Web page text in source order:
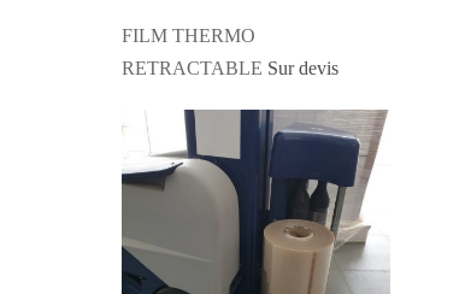
FILM THERMO
RETRACTABLE Sur devis